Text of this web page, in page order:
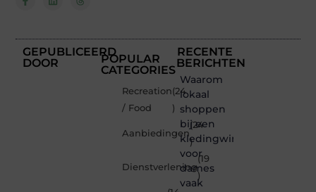
GEPUBLICEERD
DOOR
POPULAR
CATEGORIES
Recreation
/ Food
(24
)
Aanbiedingen
(24
)
Dienstverlening
(19
)
RECENTE
BERICHTEN
Waarom
lokaal
shoppen
bij een
kledingwinkel
voor
dames
vaak